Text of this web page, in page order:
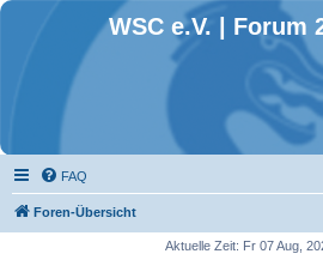
WSC e.V. | Forum
FAQ
Foren-Übersicht
Aktuelle Zeit: Fr 07 Aug,